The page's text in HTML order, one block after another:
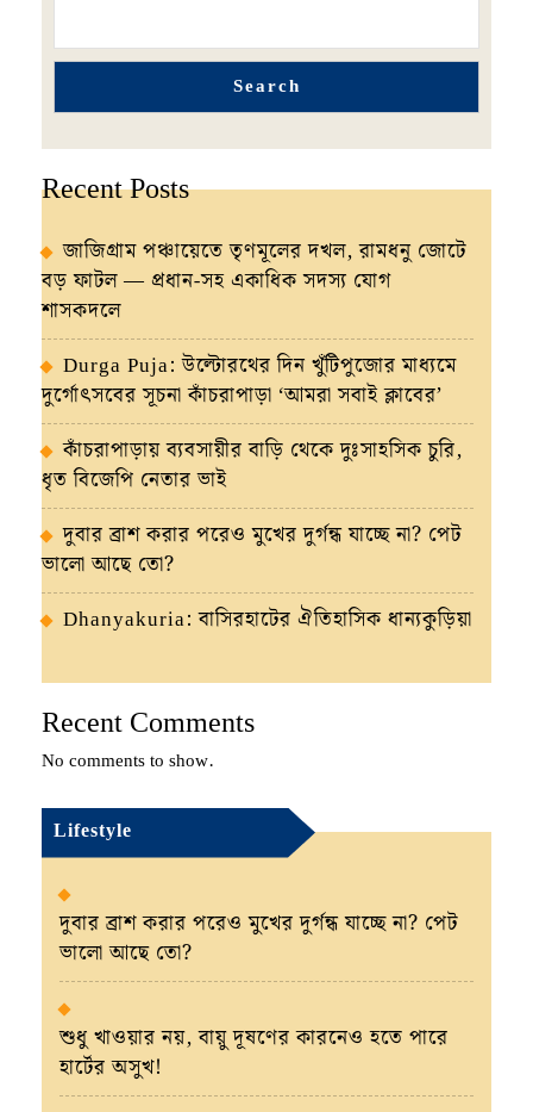
Search
Recent Posts
জাজিগ্রাম পঞ্চায়েতে তৃণমূলের দখল, রামধনু জোটে
বড় ফাটল — প্রধান-সহ একাধিক সদস্য যোগ
শাসকদলে
Durga Puja: উল্টোরথের দিন খুঁটিপুজোর মাধ্যমে
দুর্গোৎসবের সূচনা কাঁচরাপাড়া ‘আমরা সবাই ক্লাবের’
কাঁচরাপাড়ায় ব্যবসায়ীর বাড়ি থেকে দুঃসাহসিক চুরি,
ধৃত বিজেপি নেতার ভাই
দুবার ব্রাশ করার পরেও মুখের দুর্গন্ধ যাচ্ছে না? পেট
ভালো আছে তো?
Dhanyakuria: বাসিরহাটের ঐতিহাসিক ধান্যকুড়িয়া
Recent Comments
No comments to show.
Lifestyle
দুবার ব্রাশ করার পরেও মুখের দুর্গন্ধ যাচ্ছে না? পেট
ভালো আছে তো?
শুধু খাওয়ার নয়, বায়ু দূষণের কারনেও হতে পারে
হার্টের অসুখ!